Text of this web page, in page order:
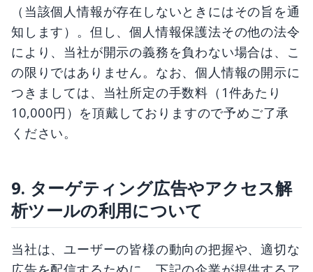
（当該個人情報が存在しないときにはその旨を通
知します）。但し、個人情報保護法その他の法令
により、当社が開示の義務を負わない場合は、こ
の限りではありません。なお、個人情報の開示に
つきましては、当社所定の手数料（1件あたり
10,000円）を頂戴しておりますので予めご了承
ください。
9. ターゲティング広告やアクセス解
析ツールの利用について
当社は、ユーザーの皆様の動向の把握や、適切な